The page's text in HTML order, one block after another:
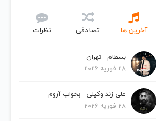
آخرین ها تصادفی نظرات
بسطام - تهران
28 فوریه 2026
علی زند وکیلی - بخواب آروم
28 فوریه 2026